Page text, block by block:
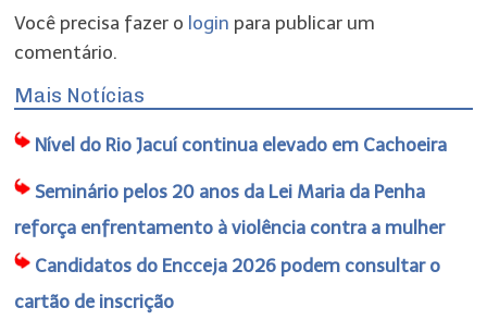
Você precisa fazer o login para publicar um
comentário.
Mais Notícias
Nível do Rio Jacuí continua elevado em Cachoeira
Seminário pelos 20 anos da Lei Maria da Penha
reforça enfrentamento à violência contra a mulher
Candidatos do Encceja 2026 podem consultar o
cartão de inscrição